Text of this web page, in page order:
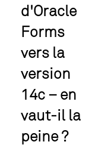
d'Oracle
Forms
vers la
version
14c – en
vaut-il la
peine ?